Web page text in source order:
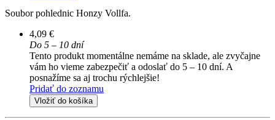
Soubor pohlednic Honzy Vollfa.
4,09 €
Do 5 – 10 dní
Tento produkt momentálne nemáme na sklade, ale zvyčajne
vám ho vieme zabezpečiť a odoslať do 5 – 10 dní. A
posnažíme sa aj trochu rýchlejšie!
Pridať do zoznamu
Vložiť do košíka